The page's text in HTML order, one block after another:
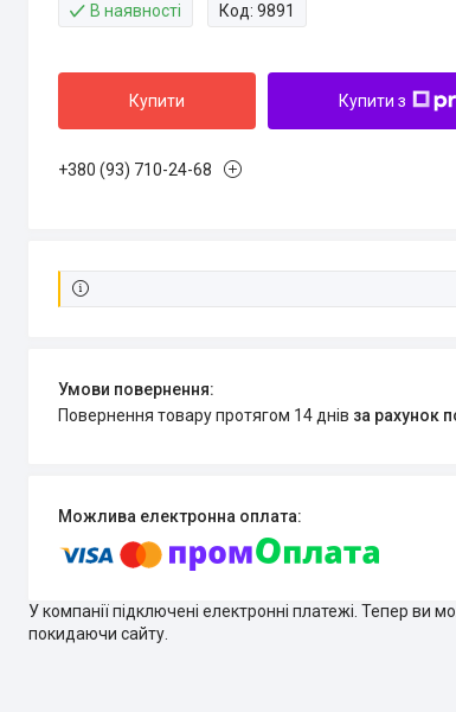
В наявності Код: 9891
Купити Купити з
+380 (93) 710-24-68
повернення товару протягом 14 днів за рахунок
У компанії підключені електронні платежі. Тепер ви
покидаючи сайту.